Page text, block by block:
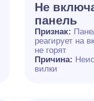
Не
панель
Признак:
реагирует на
не горят
Причина:
вилки